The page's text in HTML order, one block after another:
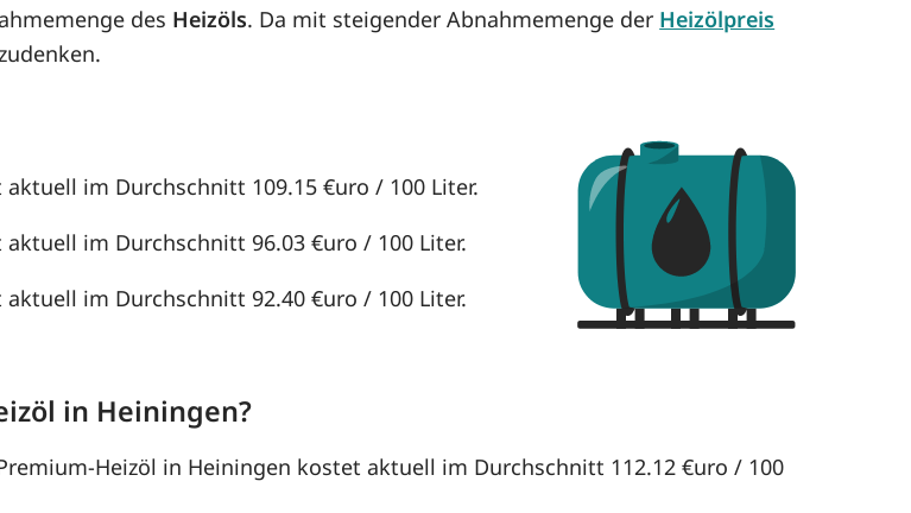
des Heizöls. Da mit steigender Abnahmemenge der Heizölpreis
im Durchschnitt 109.15 €uro / 100 Liter.
im Durchschnitt 96.03 €uro / 100 Liter.
im Durchschnitt 92.40 €uro / 100 Liter.
in Heiningen?
Heizöl in Heiningen kostet aktuell im Durchschnitt 112.12 €uro / 100